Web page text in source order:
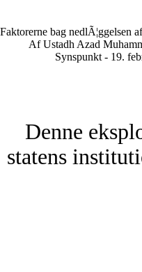
Faktorerne bag nedlÃ¦ggelsen
Af Ustadh Azad
Synspunkt - 19.
Denne
statens